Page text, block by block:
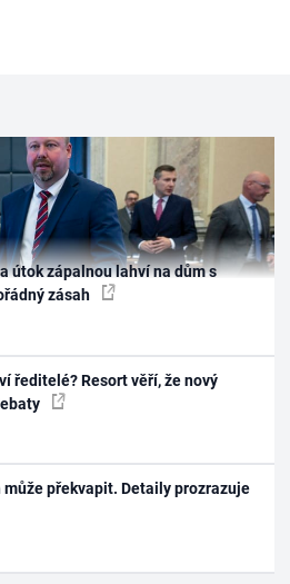
útok zápalnou lahví na dům s
zásah
ředitelé? Resort věří, že nový
může překvapit. Detaily prozrazuje